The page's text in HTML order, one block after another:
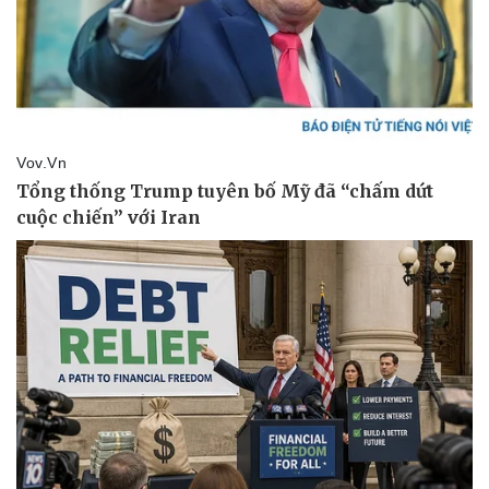
Doanh nghiệp
Thông tin doanh nghiệp
Doanh nghiệp 24h
Doanh nhân
Vì cộng đồng
Sành điệu
Trải nghiệm
Chuyển đổi số